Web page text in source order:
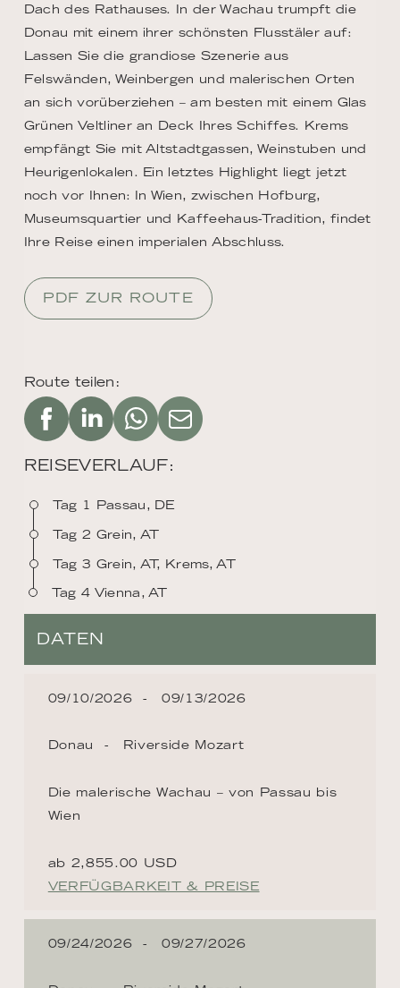
Route teilen:
REISEVERLAUF:
Tag 1 Passau, DE
Tag 2 Grein, AT
Tag 3 Grein, AT, Krems, AT
Tag 4 Vienna, AT
Dach des Rathauses. In der Wachau trumpft die
Donau mit einem ihrer schönsten Flusstäler auf:
Lassen Sie die grandiose Szenerie aus
Felswänden, Weinbergen und malerischen Orten
an sich vorüberziehen – am besten mit einem Glas
Grünen Veltliner an Deck Ihres Schiffes. Krems
empfängt Sie mit Altstadtgassen, Weinstuben und
Heurigenlokalen. Ein letztes Highlight liegt jetzt
noch vor Ihnen: In Wien, zwischen Hofburg,
Museumsquartier und Kaffeehaus-Tradition, findet
Ihre Reise einen imperialen Abschluss.
PDF ZUR ROUTE
DATEN
09/10/2026 09/13/2026
Donau Riverside Mozart
Die malerische Wachau – von Passau bis
Wien
ab 2,855.00 USD
VERFÜGBARKEIT & PREISE
09/24/2026 09/27/2026